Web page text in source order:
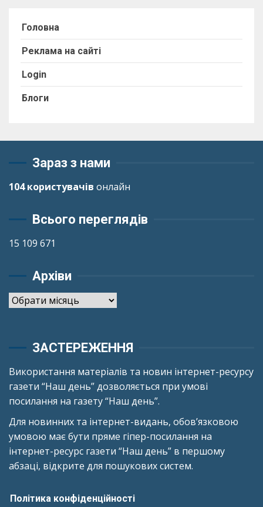
Головна
Реклама на сайті
Login
Блоги
Зараз з нами
104 користувачів онлайн
Всього переглядів
15 109 671
Архіви
Архіви
ЗАСТЕРЕЖЕННЯ
Використання матеріалів та новин інтернет-ресурсу
газети “Наш день” дозволяється при умові
посилання на газету “Наш день”.
Для новинних та інтернет-видань, обов’язковою
умовою має бути пряме гіпер-посилання на
інтернет-ресурс газети “Наш день” в першому
абзаці, відкрите для пошукових систем.
Політика конфіденційності